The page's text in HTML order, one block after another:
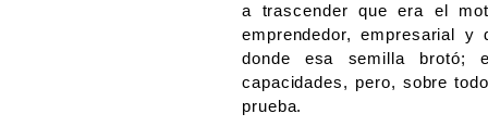
a trascender que era el
emprendedor, empresarial
donde esa semilla brotó;
capacidades, pero, sobre
prueba.